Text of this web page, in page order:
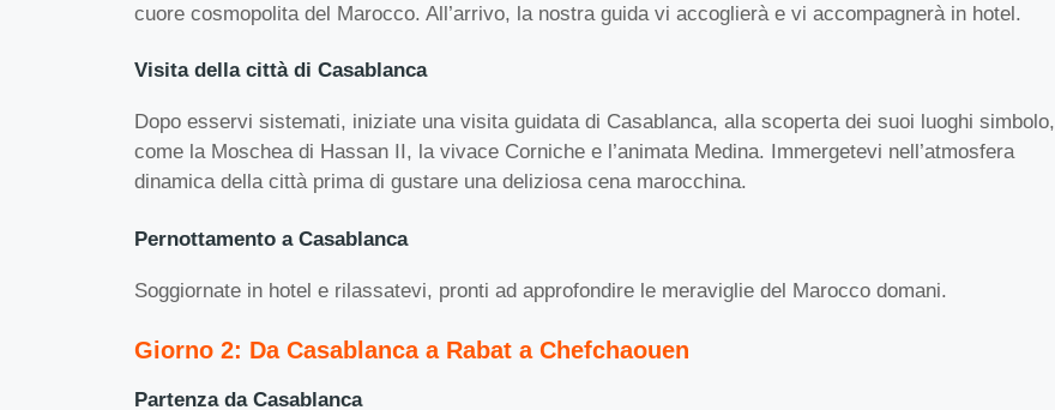
cuore cosmopolita del Marocco. All’arrivo, la nostra guida vi accoglierà e vi accompagnerà in hotel.
Visita della città di Casablanca
Dopo esservi sistemati, iniziate una visita guidata di Casablanca, alla scoperta dei suoi luoghi simbolo,
come la Moschea di Hassan II, la vivace Corniche e l’animata Medina. Immergetevi nell’atmosfera
dinamica della città prima di gustare una deliziosa cena marocchina.
Pernottamento a Casablanca
Soggiornate in hotel e rilassatevi, pronti ad approfondire le meraviglie del Marocco domani.
Giorno 2: Da Casablanca a Rabat a Chefchaouen
Partenza da Casablanca